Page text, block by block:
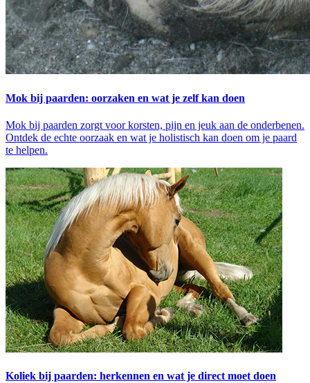
Mok bij paarden: oorzaken en wat je zelf kan doen
Mok bij paarden zorgt voor korsten, pijn en jeuk aan de onderbenen.
Ontdek de echte oorzaak en wat je holistisch kan doen om je paard
te helpen.
Koliek bij paarden: herkennen en wat je direct moet doen